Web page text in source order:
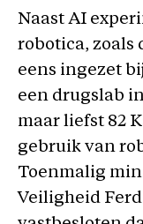
Naast AI
robotica, zoals
eens ingezet
een drugslab
maar liefst 82
gebruik van
Toenmalig
Veiligheid